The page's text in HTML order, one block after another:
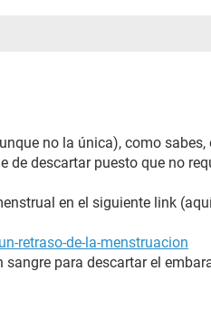
no la única), como sabes,
de descartar puesto que no
en el siguiente link
retraso-de-la-menstruacion
sangre para descartar el